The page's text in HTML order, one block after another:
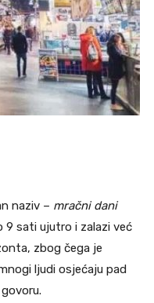
naziv – mračni dani
9 sati ujutro i zalazi već
zbog čega je
ljudi osjećaju pad